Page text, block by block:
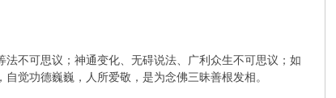
不可思议；神通变化、无碍说法、广利众生不可思议；如
觉功德巍巍，人所爱敬，是为念佛三昧善根发相。